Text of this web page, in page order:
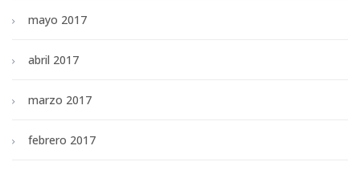
mayo 2017
abril 2017
marzo 2017
febrero 2017